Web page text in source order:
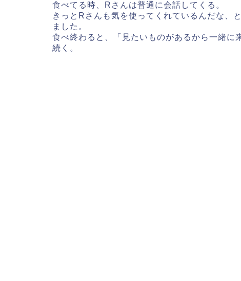
食べてる時、Rさんは普通に会話してくる。
きっとRさんも気を使ってくれているんだな、
ました。
食べ終わると、「見たいものがあるから一緒に
続く。